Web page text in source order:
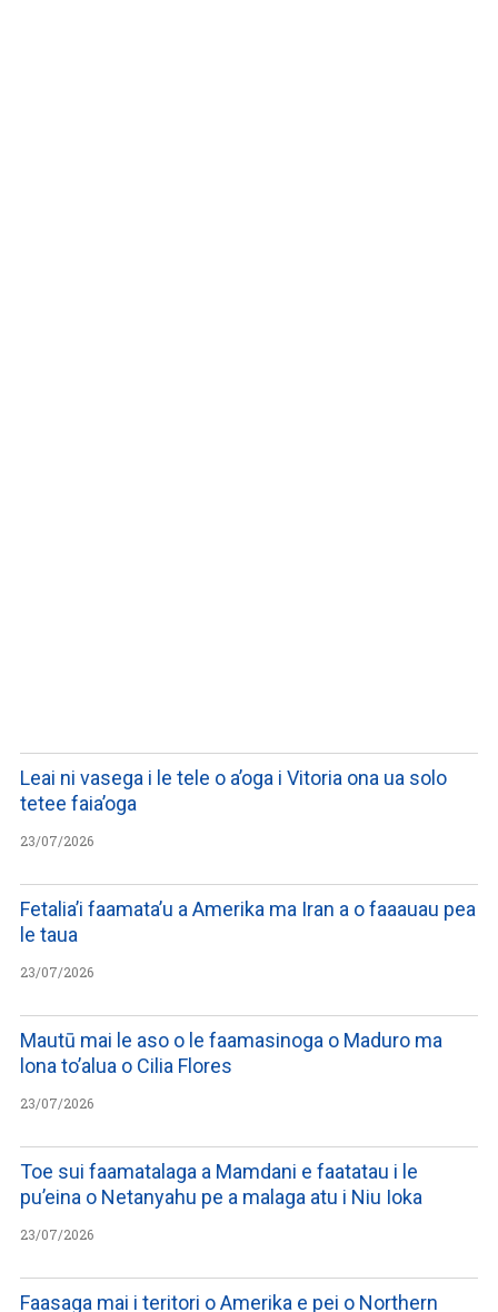
Leai ni vasega i le tele o a’oga i Vitoria ona ua solo
tetee faia’oga
23/07/2026
Fetalia’i faamata’u a Amerika ma Iran a o faaauau pea
le taua
23/07/2026
Mautū mai le aso o le faamasinoga o Maduro ma
lona to’alua o Cilia Flores
23/07/2026
Toe sui faamatalaga a Mamdani e faatatau i le
pu’eina o Netanyahu pe a malaga atu i Niu Ioka
23/07/2026
Faasaga mai i teritori o Amerika e pei o Northern